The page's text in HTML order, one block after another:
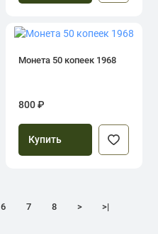
Монета 50 копеек 1968
800 ₽
Купить
6 7 8 > >|